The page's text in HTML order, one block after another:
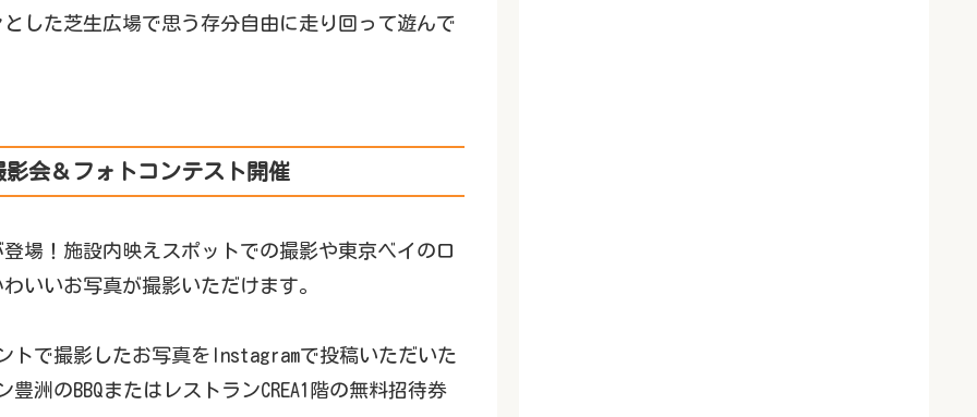
した芝生広場で思う存分自由に走り回って遊んで
会＆フォトコンテスト開催
場！施設内映えスポットでの撮影や東京ベイのロ
いいお写真が撮影いただけます。
トで撮影したお写真をInstagramで投稿いただいた
洲のBBQまたはレストランCREA1階の無料招待券